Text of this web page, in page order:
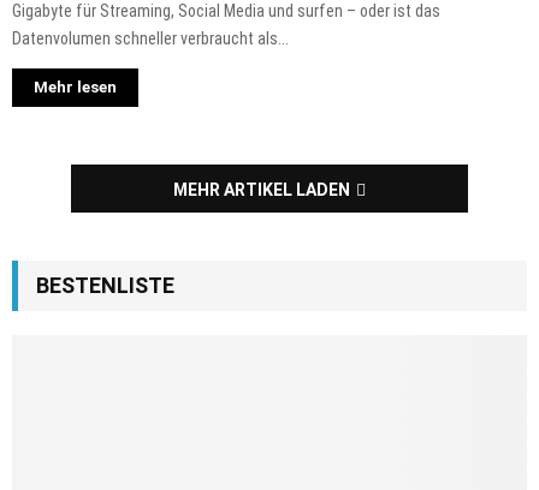
Gigabyte für Streaming, Social Media und surfen – oder ist das
Datenvolumen schneller verbraucht als...
Mehr lesen
MEHR ARTIKEL LADEN
BESTENLISTE